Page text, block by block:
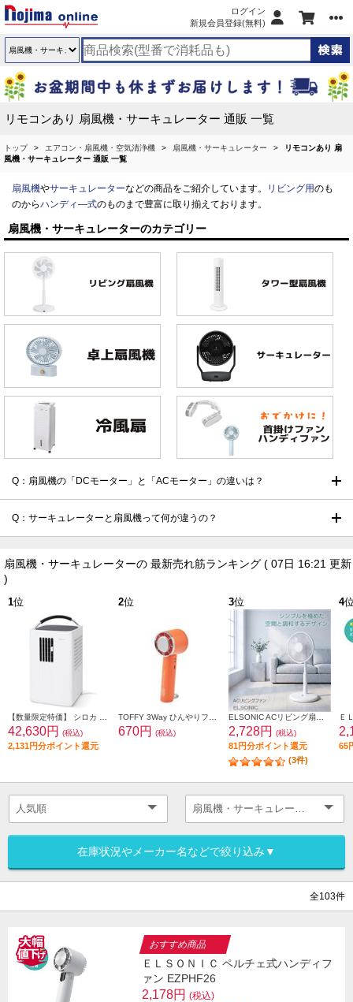
ログイン
新規会員登録(無料)
リモコンあり 扇風機・サーキュレーター 通販 一覧
トップ エアコン・扇風機・空気清浄機 扇風機・サーキュレーター
リモコンあり 扇
風機・サーキュレーター 通販 一覧
扇風機やサーキュレーターなどの商品をご紹介しています。 リビング用のも
のからハンディ―式のものまで豊富に取り揃えております。
扇風機・サーキュレーターのカテゴリー
Q：扇風機の「DCモーター」と「ACモーター」の違いは？
Q：サーキュレーターと扇風機って何が違うの？
扇風機・サーキュレーターの 最新売れ筋ランキング ( 07日 16:21 更新
)
1位
【数量限定特価】 シロカ 除湿機能付きポータブルクーラー ホワイト SY-D151-W
42,630円 (税込)
2,131円分ポイント還元
2位
TOFFY 3Way ひんやりファン【冷却プレート/ハンディ・卓上・首掛け/ストラップ付属/風量3段階/VIBRANT ORANGE】 HFN1-VOR
670円 (税込)
3位
ELSONIC ACリビング扇風機 ES-ACF02
2,728円 (税込)
81円分ポイント還元
(3件)
4
65
在庫状況やメーカー名などで絞り込み▼
全103件
おすすめ商品
ＥＬＳＯＮＩＣ ペルチェ式ハンディフ
ァン EZPHF26
2,178円 (税込)